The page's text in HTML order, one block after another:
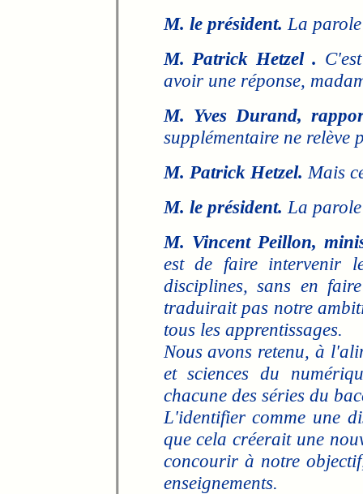
M. le président. La
M. Patrick Hetzel .
avoir une réponse,
M. Yves Durand,
supplémentaire ne relève
M. Patrick Hetzel. Mais
M. le président. La
M. Vincent Peillon,
est de faire intervenir
disciplines, sans en
traduirait pas notre
tous les apprentissages.
Nous avons retenu, à
et sciences du
chacune des séries du
L'identifier comme une
que cela créerait une
concourir à notre
enseignements.